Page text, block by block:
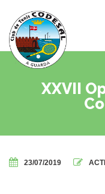
XXVII
23/07/2019